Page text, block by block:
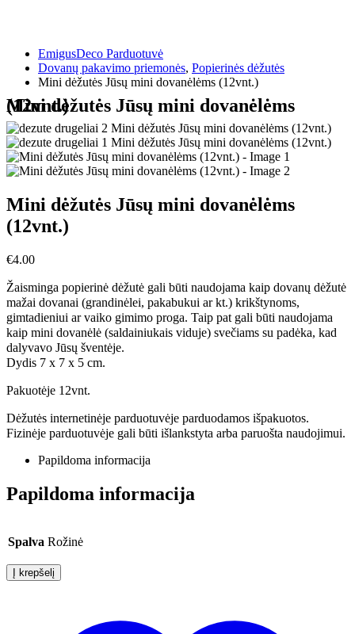
EmigusDeco Parduotuvė
Dovanų pakavimo priemonės, Popierinės dėžutės
Mini dėžutės Jūsų mini dovanėlėms (12vnt.)
Mini dėžutės Jūsų mini dovanėlėms (12vnt.)
Mini dėžutės Jūsų mini dovanėlėms
(12vnt.)
€4.00
Žaisminga popierinė dėžutė gali būti naudojama kaip dovanų dėžutė
mažai dovanai (grandinėlei, pakabukui ar kt.) krikštynoms,
gimtadieniui ar vaiko gimimo proga. Taip pat gali būti naudojama
kaip mini dovanėlė (saldainiukais viduje) svečiams su padėka, kad
dalyvavo Jūsų šventėje.
Dydis 7 x 7 x 5 cm.
Pakuotėje 12vnt.
Dėžutės internetinėje parduotuvėje parduodamos išpakuotos.
Fizinėje parduotuvėje gali būti išlankstyta arba paruošta naudojimui.
Papildoma informacija
Papildoma informacija
Spalva Rožinė
Į krepšelį